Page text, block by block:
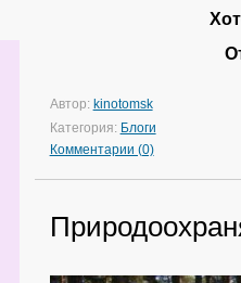
Автор: kinotomsk
Категория: Блоги
Комментарии (0)